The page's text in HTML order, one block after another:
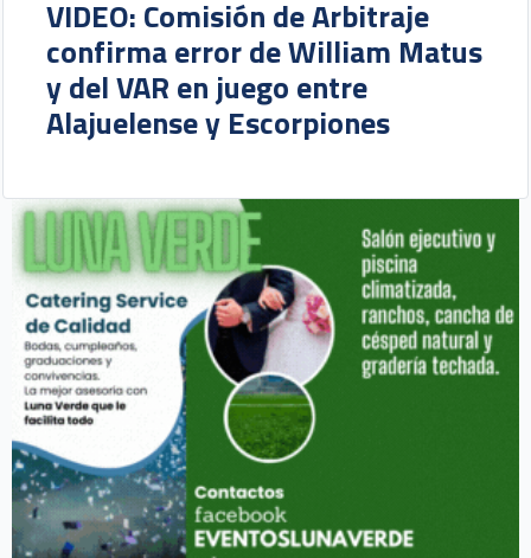
VIDEO: Comisión de Arbitraje
confirma error de William Matus
y del VAR en juego entre
Alajuelense y Escorpiones